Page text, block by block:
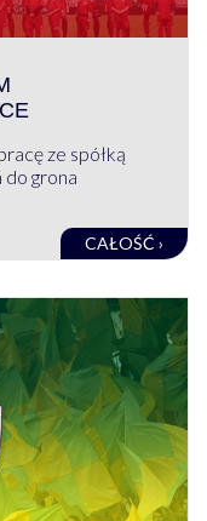
ze spółką
do grona
CAŁOŚĆ ›